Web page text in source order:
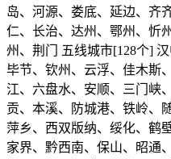
岛、河源、娄底、延边、齐
仁、长治、达州、鄂州、忻
州、荆门 五线城市[128个]
毕节、钦州、云浮、佳木斯
江、六盘水、安顺、三门峡
贡、本溪、防城港、铁岭、
萍乡、西双版纳、绥化、鹤
家界、黔西南、保山、昭通